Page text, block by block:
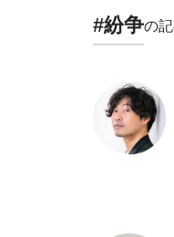
#紛争の